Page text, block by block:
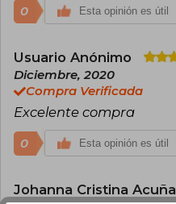
0 Esta opinión es útil
Usuario Anónimo
Diciembre, 2020
Compra Verificada
Excelente compra
0 Esta opinión es útil
Johanna Cristina Acuña